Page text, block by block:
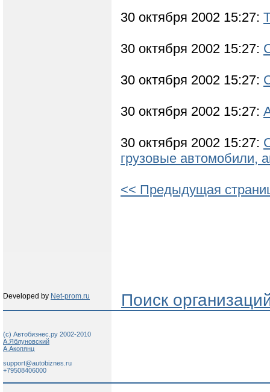
30 октября 2002 15:27:
30 октября 2002 15:27:
30 октября 2002 15:27:
30 октября 2002 15:27:
30 октября 2002 15:27:
грузовые автомобили,
<< Предыдущая
Developed by Net-prom.ru Поиск
(c) Автобизнес.ру 2002-2010
А.Яблуновский
А.Акопянц
support@autobiznes.ru
+79508406000